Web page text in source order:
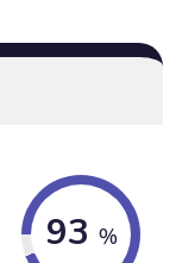
93 %